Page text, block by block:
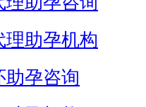
理助孕机构
助孕咨询